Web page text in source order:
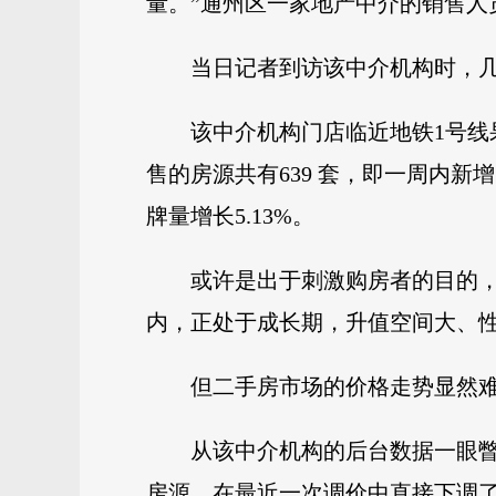
当日记者到访该中介机构时，
该中介机构门店临近地铁1号
售的房源共有639 套，即一周内新
牌量增长5.13%。
或许是出于刺激购房者的目的
内，正处于成长期，升值空间大、
但二手房市场的价格走势显然
从该中介机构的后台数据一眼